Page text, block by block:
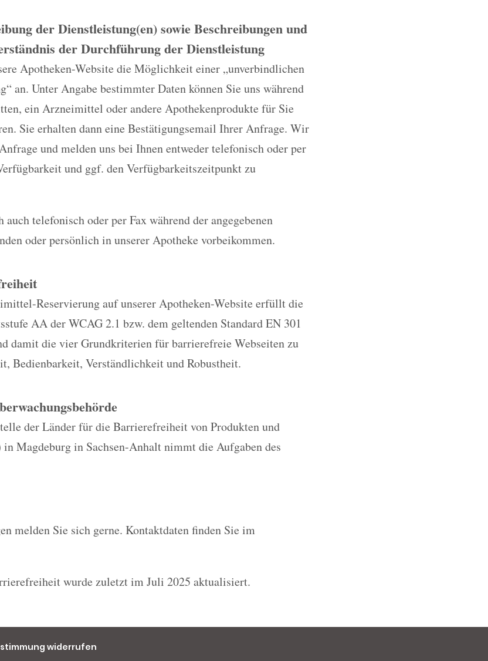
der Dienstleistung(en) sowie Beschreibungen und
der Durchführung der Dienstleistung
Apotheken-Website die Möglichkeit einer „unverbindlichen
an. Unter Angabe bestimmter Daten können Sie uns während
ein Arzneimittel oder andere Apothekenprodukte für Sie
Sie erhalten dann eine Bestätigungsemail Ihrer Anfrage. Wir
und melden uns bei Ihnen entweder telefonisch oder per
und ggf. den Verfügbarkeitszeitpunkt zu
telefonisch oder per Fax während der angegebenen
oder persönlich in unserer Apotheke vorbeikommen.
Reservierung auf unserer Apotheken-Website erfüllt die
AA der WCAG 2.1 bzw. dem geltenden Standard EN 301
damit die vier Grundkriterien für barrierefreie Webseiten zu
Bedienbarkeit, Verständlichkeit und Robustheit.
der Länder für die Barrierefreiheit von Produkten und
Magdeburg in Sachsen-Anhalt nimmt die Aufgaben des
melden Sie sich gerne. Kontaktdaten finden Sie im
wurde zuletzt im Juli 2025 aktualisiert.
widerrufen